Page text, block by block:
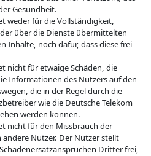
Gesundheit.
weder für die Vollständigkeit,
über die Dienste übermittelten
Inhalte, noch dafür, dass diese frei
nicht für etwaige Schäden, die
Informationen des Nutzers auf den
die in der Regel durch die
wie die Deutsche Telekom
werden können.
nicht für den Missbrauch der
Nutzer. Der Nutzer stellt
Dritter frei,